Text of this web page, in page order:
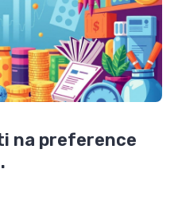
na preference